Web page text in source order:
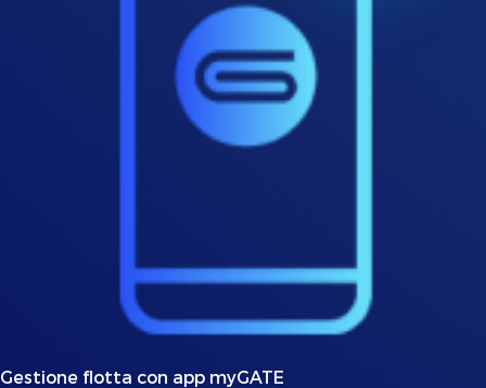
Gestione flotta con app myGATE